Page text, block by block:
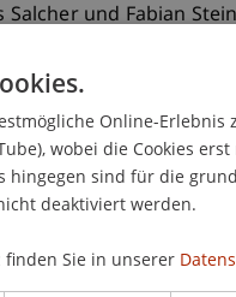
und Fabian
allesamt mit der
Jahr die begehrten
(LIA)ehrte
Online-Erlebnis
wobei die Cookies
hingegen sind für die
deaktiviert werden.
Sie in unserer